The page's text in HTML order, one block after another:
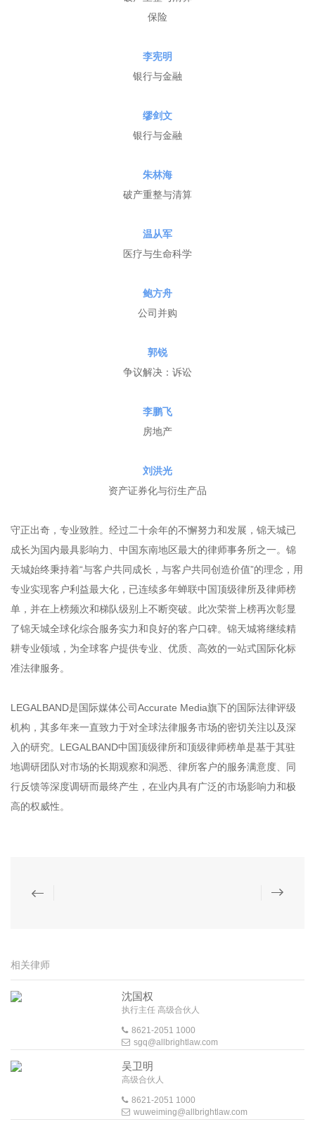
保险
李宪明
银行与金融
缪剑文
银行与金融
朱林海
破产重整与清算
温从军
医疗与生命科学
鲍方舟
公司并购
郭锐
争议解决：诉讼
李鹏飞
房地产
刘洪光
资产证券化与衍生产品
守正出奇，专业致胜。经过二十余年的不懈努力和发展，锦天城已
成长为国内最具影响力、中国东南地区最大的律师事务所之一。锦
天城始终秉持着“与客户共同成长，与客户共同创造价值”的理念，用
专业实现客户利益最大化，已连续多年蝉联中国顶级律所及律师榜
单，并在上榜频次和梯队级别上不断突破。此次荣誉上榜再次彰显
了锦天城全球化综合服务实力和良好的客户口碑。锦天城将继续精
耕专业领域，为全球客户提供专业、优质、高效的一站式国际化标
准法律服务。
LEGALBAND是国际媒体公司Accurate Media旗下的国际法律评级
机构，其多年来一直致力于对全球法律服务市场的密切关注以及深
入的研究。LEGALBAND中国顶级律所和顶级律师榜单是基于其驻
地调研团队对市场的长期观察和洞悉、律所客户的服务满意度、同
行反馈等深度调研而最终产生，在业内具有广泛的市场影响力和极
高的权威性。
相关律师
沈国权
执行主任 高级合伙人
8621-2051 1000
sgq@allbrightlaw.com
吴卫明
高级合伙人
8621-2051 1000
wuweiming@allbrightlaw.com